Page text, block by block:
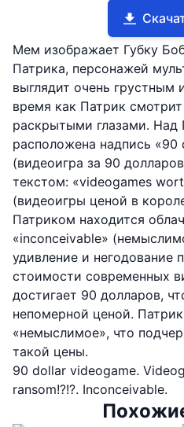
Мем изображает Губку
Патрика, персонажей
выглядит очень
время как Патрик
раскрытыми глазами. Над
расположена надпись «90
(видеоигра за 90
текстом: «videogames
(видеоигры ценой в
Патриком находится
«inconceivable»
удивление и негодование
стоимости современных
достигает 90 долларов,
непомерной ценой.
«немыслимое», что
такой цены.
90 dollar videogame.
ransom!?!?. Inconceivable.